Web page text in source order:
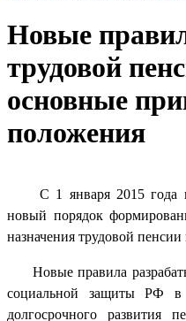
Новые
трудовой
основные
положения
С 1 января 2015 года в
новый порядок
назначения трудовой пенсии
Новые правила
социальной защиты РФ в
долгосрочного развития